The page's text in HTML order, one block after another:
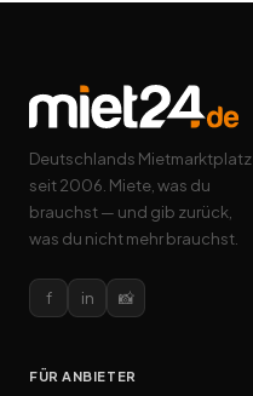
Deutschlands Mietmarktplatz
seit 2006. Miete, was du
brauchst — und gib zurück,
was du nicht mehr brauchst.
f in 📸
FÜR ANBIETER